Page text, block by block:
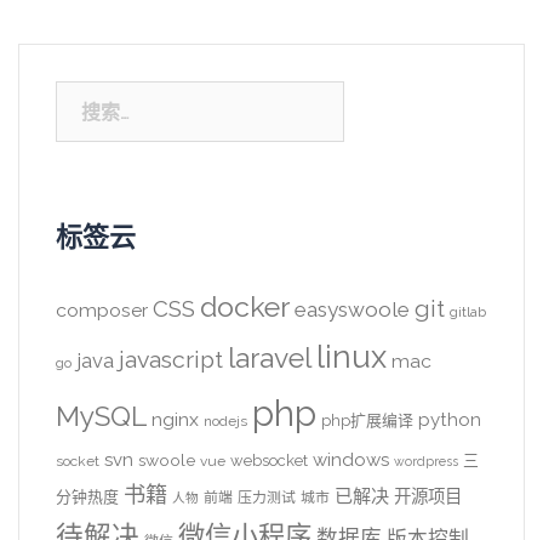
索：
标签云
composer CSS docker easyswoole git gitlab
go java javascript laravel linux mac
MySQL nginx nodejs php php扩展编译 python
socket svn swoole vue websocket windows wordpress 三
分钟热度 书籍 人物 前端 压力测试 城市 已解决 开源项目